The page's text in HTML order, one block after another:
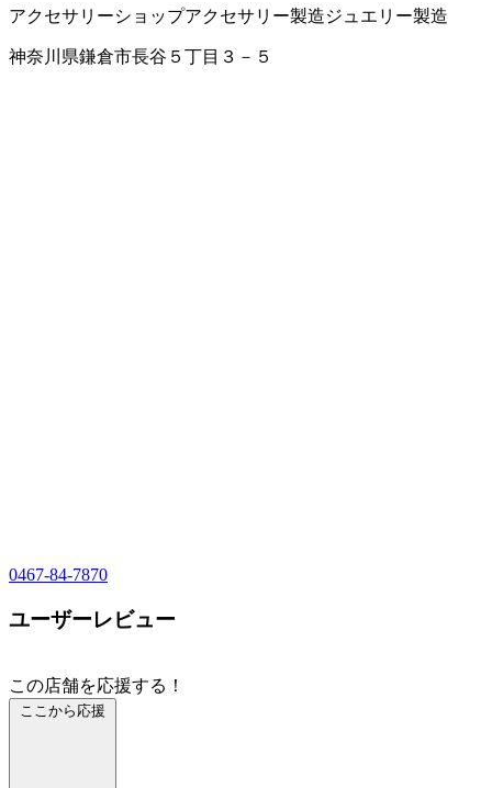
アクセサリーショップアクセサリー製造ジュエリー製造
神奈川県鎌倉市長谷５丁目３－５
0467-84-7870
ユーザーレビュー
この店舗を応援する！
ここから応援